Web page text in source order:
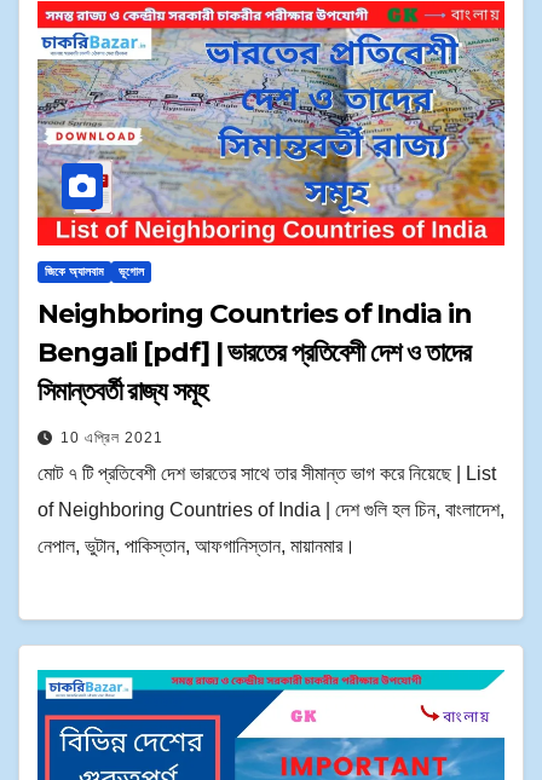
জিকে অ্যালবাম ভূগোল
Neighboring Countries of India in
Bengali [pdf] | ভারতের প্রতিবেশী দেশ ও তাদের
সিমান্তবর্তী রাজ্য সমূহ
10 এপ্রিল 2021
মোট ৭ টি প্রতিবেশী দেশ ভারতের সাথে তার সীমান্ত ভাগ করে নিয়েছে | List
of Neighboring Countries of India | দেশ গুলি হল চিন, বাংলাদেশ,
নেপাল, ভুটান, পাকিস্তান, আফগানিস্তান, মায়ানমার।